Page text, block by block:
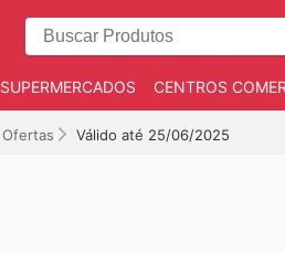
SUPERMERCADOS CENTROS
Ofertas Válido até 25/06/2025